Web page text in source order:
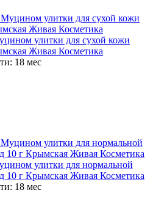
улитки для сухой кожи
Живая Косметика
18 мес
улитки для нормальной
г Крымская Живая Косметика
18 мес